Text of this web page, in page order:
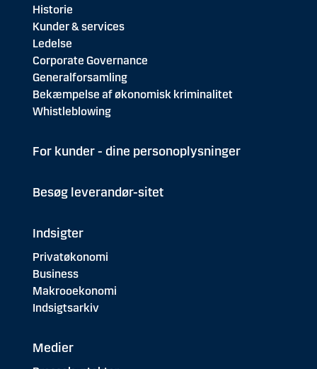
Historie
Kunder & services
Ledelse
Corporate Governance
Generalforsamling
Bekæmpelse af økonomisk kriminalitet
Whistleblowing
For kunder - dine personoplysninger
Besøg leverandør-sitet
Indsigter
Privatøkonomi
Business
Makrooekonomi
Indsigtsarkiv
Medier